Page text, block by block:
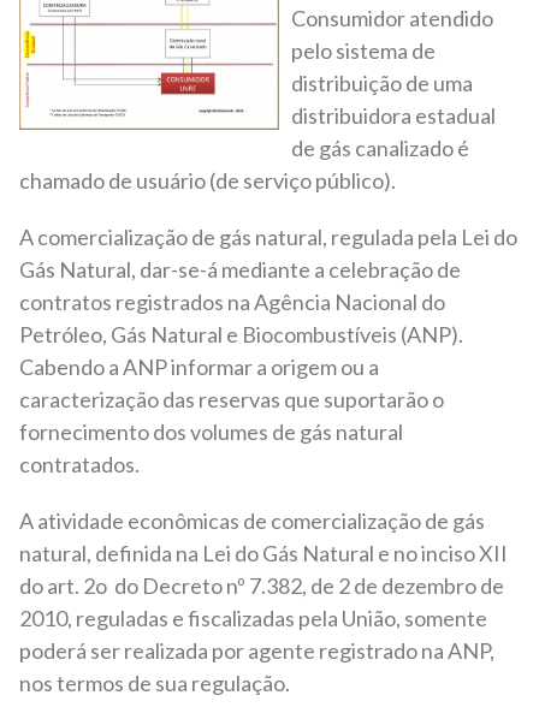
Consumidor atendido
pelo sistema de
distribuição de uma
distribuidora estadual
de gás canalizado é
chamado de usuário (de serviço público).
A comercialização de gás natural, regulada pela Lei do
Gás Natural, dar-se-á mediante a celebração de
contratos registrados na Agência Nacional do
Petróleo, Gás Natural e Biocombustíveis (ANP).
Cabendo a ANP informar a origem ou a
caracterização das reservas que suportarão o
fornecimento dos volumes de gás natural
contratados.
A atividade econômicas de comercialização de gás
natural, definida na Lei do Gás Natural e no inciso XII
do art. 2o do Decreto nº 7.382, de 2 de dezembro de
2010, reguladas e fiscalizadas pela União, somente
poderá ser realizada por agente registrado na ANP,
nos termos de sua regulação.